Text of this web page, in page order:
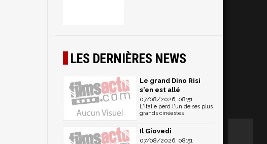
LES DERNIÈRES NEWS
Le grand Dino Risi
s'en est allé
07/08/2026, 08:51
L'Italie perd l'un de ses plus
grands cinéastes
Il Giovedi
07/08/2026, 08:51